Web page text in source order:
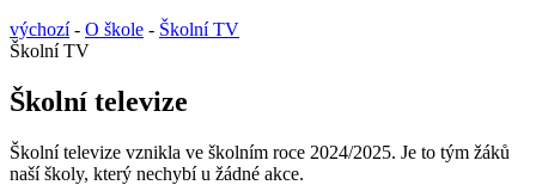
výchozí- O škole - Školní TV
Školní TV
Školní televize
Školní televize vznikla ve školním roce 2024/2025. Je to tým žáků
naší školy, který nechybí u žádné akce.